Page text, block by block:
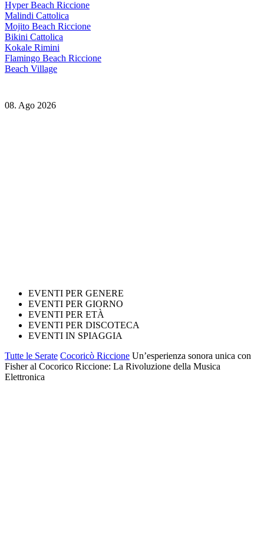
Hyper Beach Riccione
Malindi Cattolica
Mojito Beach Riccione
Bikini Cattolica
Kokale Rimini
Flamingo Beach Riccione
Beach Village
08. Ago 2026
EVENTI PER GENERE
EVENTI PER GIORNO
EVENTI PER ETÀ
EVENTI PER DISCOTECA
EVENTI IN SPIAGGIA
Tutte le Serate Cocoricò Riccione Un’esperienza sonora unica con
Fisher al Cocorico Riccione: La Rivoluzione della Musica
Elettronica